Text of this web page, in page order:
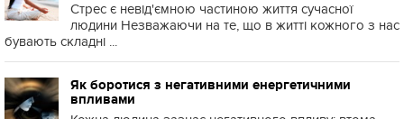
Стрес є невід'ємною частиною життя сучасної
людини Незважаючи на те, що в житті кожного з нас
бувають складні ...
Як боротися з негативними енергетичними
впливами